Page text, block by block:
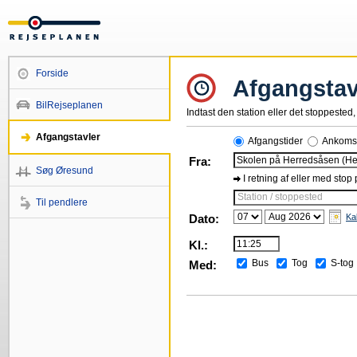
Forside
BilRejseplanen
Afgangstavler
Søg Øresund
Til pendlere
Indtast den station eller det
Afgangstider
Fra:
I retning af eller med stop
Station / stoppested
Dato:
Kl.:
Med:
Bus Tog S-tog